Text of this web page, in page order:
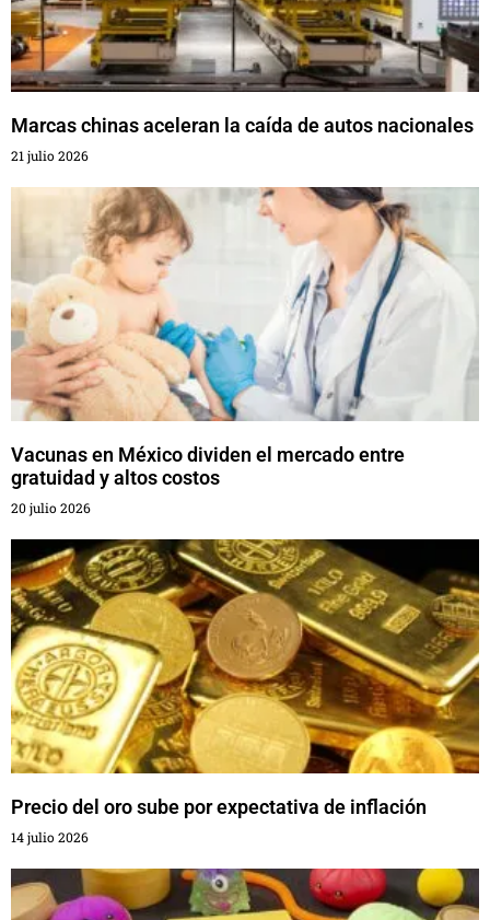
Marcas chinas aceleran la caída de autos nacionales
21 julio 2026
Vacunas en México dividen el mercado entre
gratuidad y altos costos
20 julio 2026
Precio del oro sube por expectativa de inflación
14 julio 2026